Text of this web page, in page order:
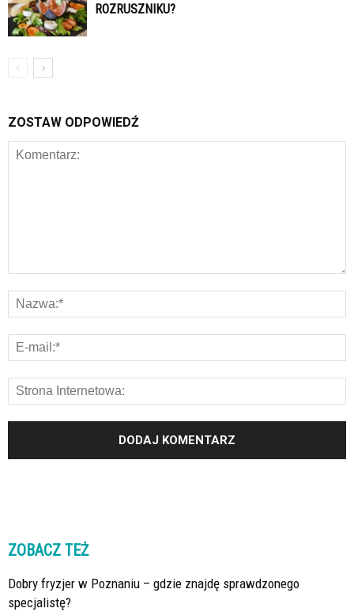
ROZRUSZNIKU?
ZOSTAW ODPOWIEDŹ
ZOBACZ TEŻ
Dobry fryzjer w Poznaniu – gdzie znajdę sprawdzonego
specjalistę?